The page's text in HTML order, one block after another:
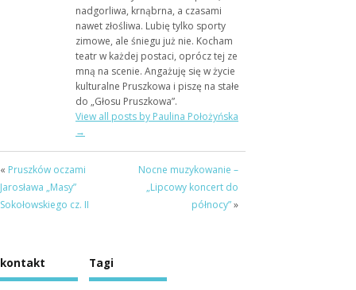
nadgorliwa, krnąbrna, a czasami
nawet złośliwa. Lubię tylko sporty
zimowe, ale śniegu już nie. Kocham
teatr w każdej postaci, oprócz tej ze
mną na scenie. Angażuję się w życie
kulturalne Pruszkowa i piszę na stałe
do „Głosu Pruszkowa”.
View all posts by Paulina Położyńska
→
« Pruszków oczami
Jarosława „Masy”
Sokołowskiego cz. II
Nocne muzykowanie –
„Lipcowy koncert do
północy”»
kontakt Tagi